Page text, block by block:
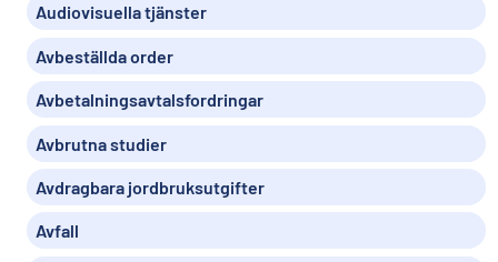
Audiovisuella tjänster
Avbeställda order
Avbetalningsavtalsfordringar
Avbrutna studier
Avdragbara jordbruksutgifter
Avfall